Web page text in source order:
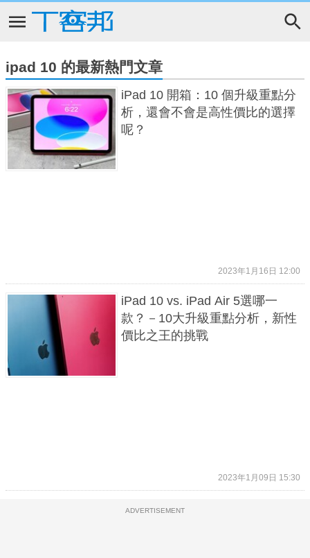
ipad 10 的最新熱門文章
iPad 10 開箱：10 個升級重點分
析，還會不會是高性價比的選擇
呢？
2023年1月16日 12:00
iPad 10 vs. iPad Air 5選哪一
款？－10大升級重點分析，新性
價比之王的挑戰
2023年1月09日 15:30
ADVERTISEMENT